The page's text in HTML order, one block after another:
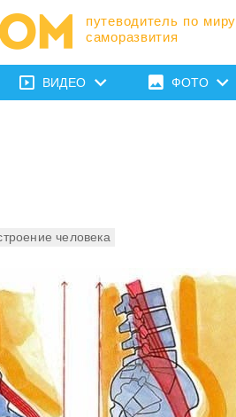
путеводитель по миру
саморазвития
ВИДЕО ФОТО
человека